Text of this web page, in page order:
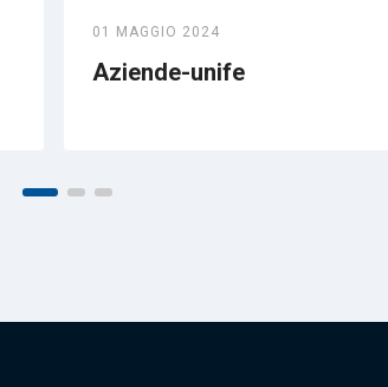
01 MAGGIO 2024
Aziende-unife